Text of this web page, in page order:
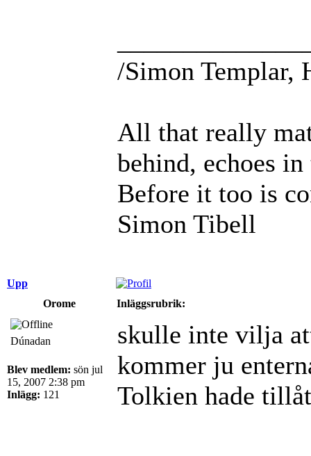
/Simon Templar,
All that really
behind, echoes
Before it too is
Simon Tibell
Upp
Orome
Inläggsrubrik:
Dúnadan
Blev medlem: sön jul
15, 2007 2:38 pm
Inlägg: 121
skulle inte vilja
kommer ju
Tolkien hade